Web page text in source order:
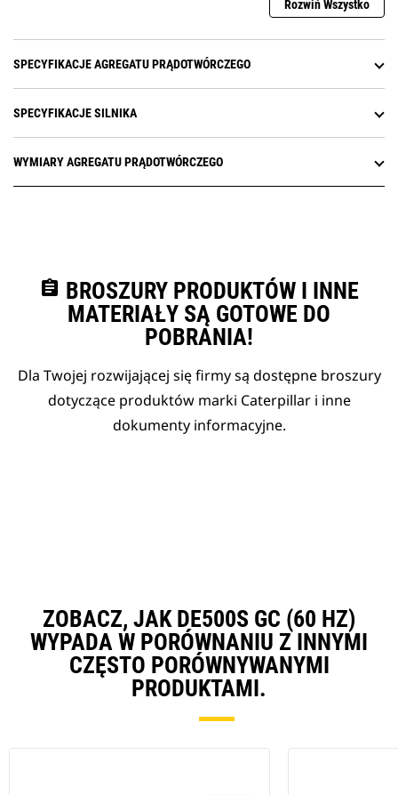
Rozwiń Wszystko
SPECYFIKACJE AGREGATU PRĄDOTWÓRCZEGO
SPECYFIKACJE SILNIKA
WYMIARY AGREGATU PRĄDOTWÓRCZEGO
assignment BROSZURY PRODUKTÓW I INNE
MATERIAŁY SĄ GOTOWE DO
POBRANIA!
Dla Twojej rozwijającej się firmy są dostępne broszury
dotyczące produktów marki Caterpillar i inne
dokumenty informacyjne.
ZOBACZ, JAK DE500S GC (60 HZ)
WYPADA W PORÓWNANIU Z INNYMI
CZĘSTO PORÓWNYWANYMI
PRODUKTAMI.